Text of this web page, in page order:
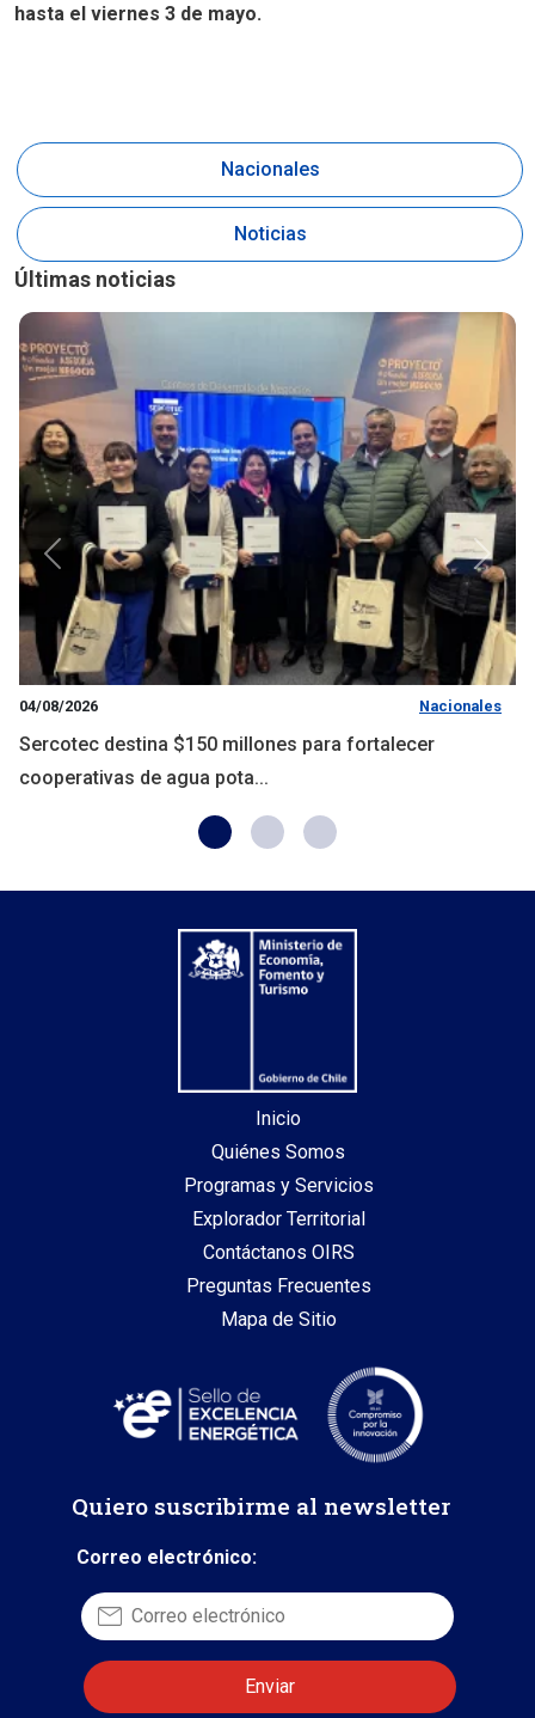
hasta el viernes 3 de mayo.
Nacionales
Noticias
Últimas noticias
04/08/2026 Nacionales
Sercotec destina $150 millones para fortalecer
cooperativas de agua pota...
Anterior
Inicio
Quiénes Somos
Programas y Servicios
Explorador Territorial
Contáctanos OIRS
Preguntas Frecuentes
Mapa de Sitio
Quiero suscribirme al newsletter
Correo electrónico: